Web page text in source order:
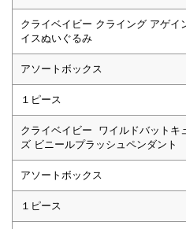
クライベイビー クライング アゲイ
イスぬいぐるみ
アソートボックス
１ピース
クライベイビー ワイルドバットキ
ズ ビニールプラッシュペンダント
アソートボックス
１ピース